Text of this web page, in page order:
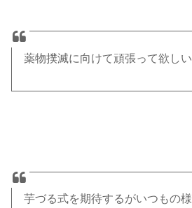
薬物撲滅に向けて頑張って欲しい
芋づる式を期待するがいつもの